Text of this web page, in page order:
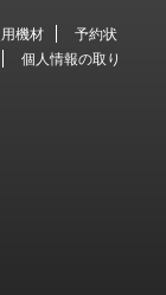
機材
予約状
個人情報の取り